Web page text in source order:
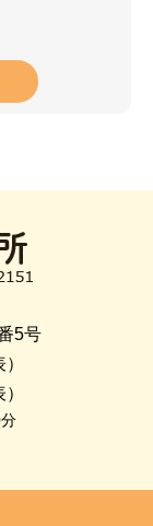
5号